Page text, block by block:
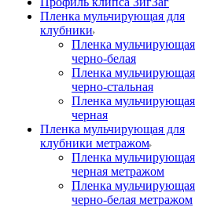
Пленка мульчирующая для
клубники
Пленка мульчирующая
черно-белая
Пленка мульчирующая
черно-стальная
Пленка мульчирующая
черная
Пленка мульчирующая для
клубники метражом
Пленка мульчирующая
черная метражом
Пленка мульчирующая
черно-белая метражом